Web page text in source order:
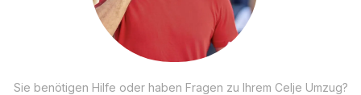
Sie benötigen Hilfe oder haben Fragen zu Ihrem Celje Umzug?